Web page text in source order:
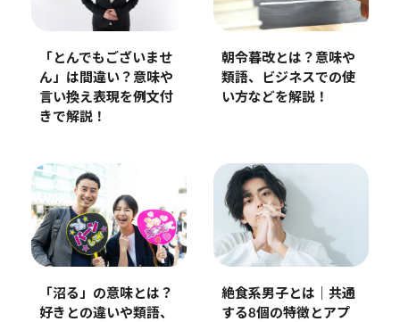
「とんでもございませ
ん」は間違い？意味や
言い換え表現を例文付
きで解説！
朝令暮改とは？意味や
類語、ビジネスでの使
い方などを解説！
「沼る」の意味とは？
好きとの違いや類語、
絶食系男子とは｜共通
する8個の特徴とアプ